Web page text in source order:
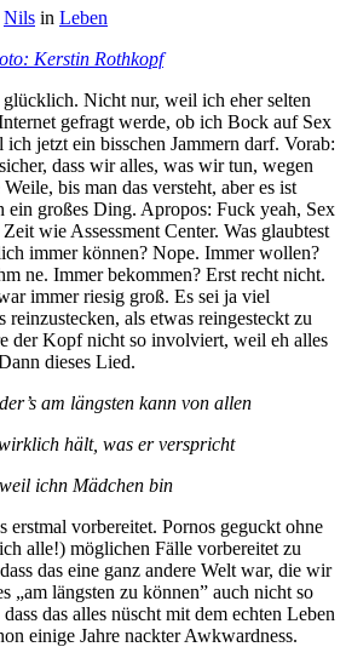
Nils in Leben
Kerstin Rothkopf
Nicht nur, weil ich eher selten
gefragt werde, ob ich Bock auf Sex
jetzt ein bisschen Jammern darf. Vorab:
dass wir alles, was wir tun, wegen
bis man das versteht, aber es ist
ein großes Ding. Apropos: Fuck yeah, Sex
wie Assessment Center. Was glaubtest
immer können? Nope. Immer wollen?
ne. Immer bekommen? Erst recht nicht.
immer riesig groß. Es sei ja viel
reinzustecken, als etwas reingesteckt zu
der Kopf nicht so involviert, weil eh alles
dieses Lied.
am längsten kann von allen
hält, was er verspricht
ichn Mädchen bin
erstmal vorbereitet. Pornos geguckt ohne
alle!) möglichen Fälle vorbereitet zu
das eine ganz andere Welt war, die wir
„am längsten zu können” auch nicht so
das alles nüscht mit dem echten Leben
einige Jahre nackter Awkwardness.